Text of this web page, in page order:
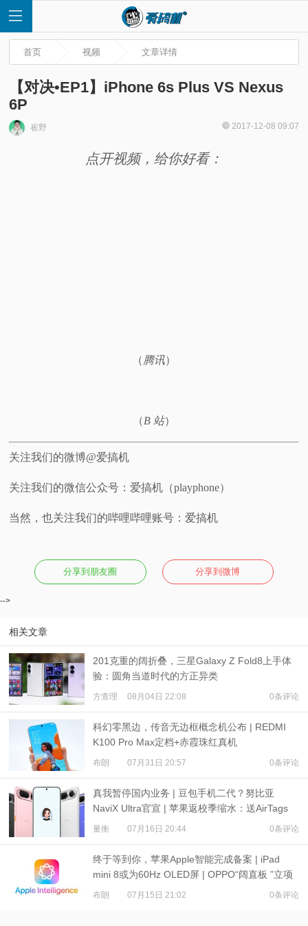
首
首页 视频 文章详情
【对决•EP1】iPhone 6s Plus VS Nexus
6P
崔野 2017-12-08 09:07
点开视频，给你好看：
（ 腾讯）
（B 站）
关注我们的微博@爱搞机
关注我们的微信公众号：爱搞机（playphone）
当然，也关注我们的哔哩哔哩账号：爱搞机
分享到朋友圈 分享到微博
-->
相关文章
201克重的阔折叠，三星Galaxy Z Fold8上手体
验：圆角当道时代的方正异类
方查理 08月04日 22:08 0条评论
科幻零黑边，传音无边框概念机公布 | REDMI
K100 Pro Max定档+赤霞珠红真机
布朗 07月31日 20:57 0条评论
真我暂停国内业务 | 豆包手机二代？努比亚
NaviX Ultra官宣 | 苹果返校季缩水：送AirTags
量衡 07月16日 20:44 0条评论
终于等到你，苹果Apple智能完成备案 | iPad
mini 8或为60Hz OLED屏 | OPPO“阔直板 ”立项
布朗 07月15日 21:02 0条评论